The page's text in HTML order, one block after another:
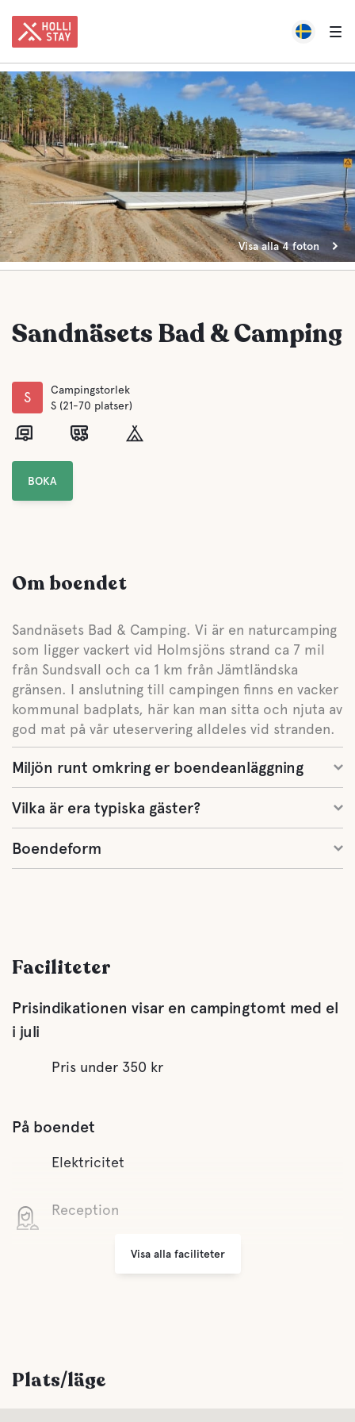
Visa alla 4 foton
Sandnäsets Bad & Camping
S
Campingstorlek
S (21-70 platser)
BOKA
Om boendet
Sandnäsets Bad & Camping. Vi är en naturcamping
som ligger vackert vid Holmsjöns strand ca 7 mil
från Sundsvall och ca 1 km från Jämtländska
gränsen. I anslutning till campingen finns en vacker
kommunal badplats, här kan man sitta och njuta av
god mat på vår uteservering alldeles vid stranden.
Miljön runt omkring er boendeanläggning
Vilka är era typiska gäster?
Boendeform
Faciliteter
Prisindikationen visar en campingtomt med el
i juli
Pris under 350 kr
På boendet
Elektricitet
Reception
Som gäst hos oss har du tillgång till fritt Wifi
Visa alla faciliteter
Plats/läge